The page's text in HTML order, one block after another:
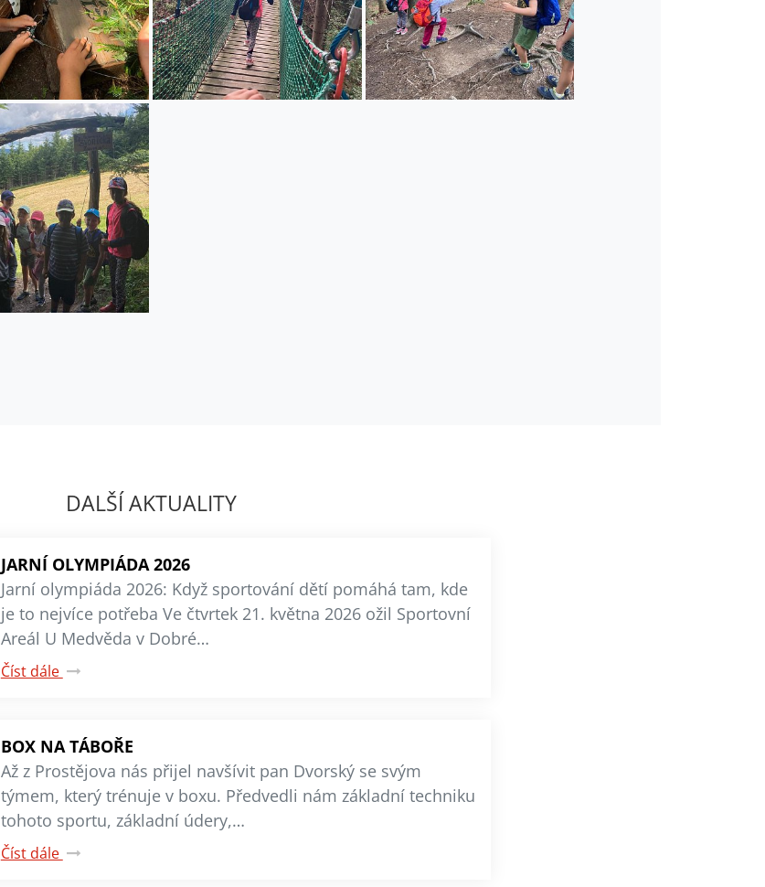
DALŠÍ AKTUALITY
JARNÍ OLYMPIÁDA 2026
Jarní olympiáda 2026: Když sportování dětí pomáhá tam, kde
je to nejvíce potřeba Ve čtvrtek 21. května 2026 ožil Sportovní
Areál U Medvěda v Dobré…
Číst dále
BOX NA TÁBOŘE
Až z Prostějova nás přijel navšívit pan Dvorský se svým
týmem, který trénuje v boxu. Předvedli nám základní techniku
tohoto sportu, základní údery,…
Číst dále